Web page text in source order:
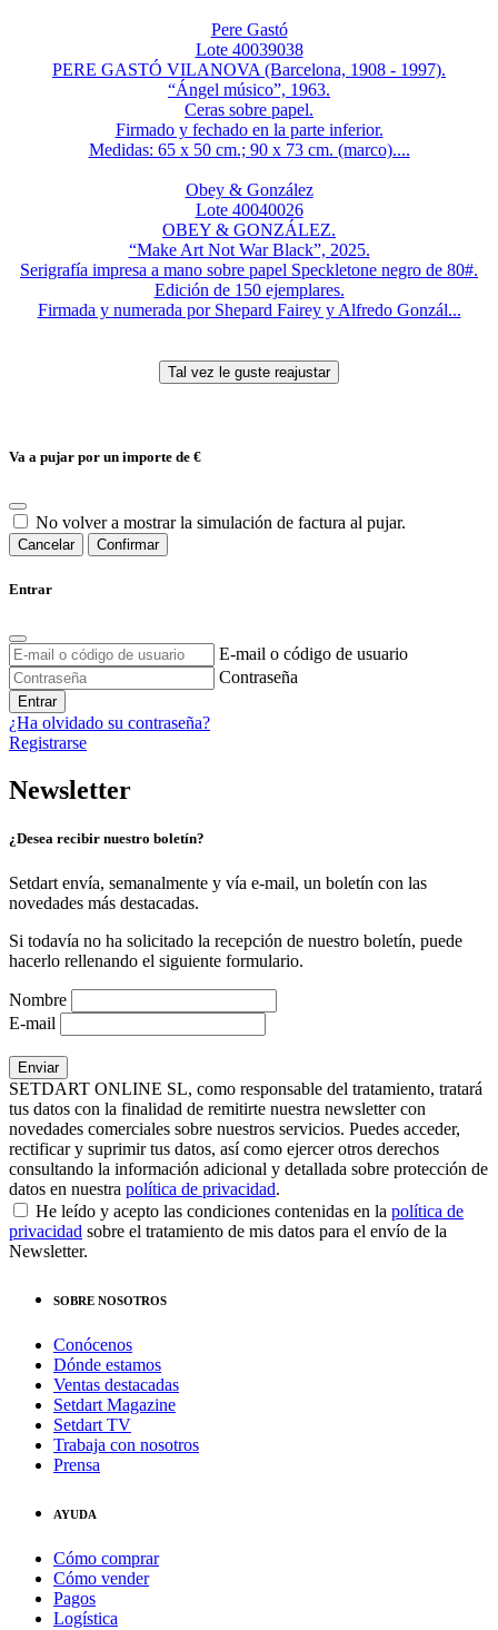
Pere Gastó
Lote 40039038
PERE GASTÓ VILANOVA (Barcelona, 1908 - 1997).
“Ángel músico”, 1963.
Ceras sobre papel.
Firmado y fechado en la parte inferior.
Medidas: 65 x 50 cm.; 90 x 73 cm. (marco)....
Obey & González
Lote 40040026
OBEY & GONZÁLEZ.
“Make Art Not War Black”, 2025.
Serigrafía impresa a mano sobre papel Speckletone negro de 80#.
Edición de 150 ejemplares.
Firmada y numerada por Shepard Fairey y Alfredo Gonzál...
Va a pujar por un importe de €
No volver a mostrar la simulación de factura al pujar.
Cancelar Confirmar
Entrar
E-mail o código de usuario
Contraseña
Entrar
¿Ha olvidado su contraseña?
Registrarse
Newsletter
¿Desea recibir nuestro boletín?
Setdart envía, semanalmente y vía e-mail, un boletín con las
novedades más destacadas.
Si todavía no ha solicitado la recepción de nuestro boletín, puede
hacerlo rellenando el siguiente formulario.
Nombre
E-mail
SETDART ONLINE SL, como responsable del tratamiento, tratará
tus datos con la finalidad de remitirte nuestra newsletter con
novedades comerciales sobre nuestros servicios. Puedes acceder,
rectificar y suprimir tus datos, así como ejercer otros derechos
consultando la información adicional y detallada sobre protección de
datos en nuestra política de privacidad.
He leído y acepto las condiciones contenidas en la política de
privacidad sobre el tratamiento de mis datos para el envío de la
Newsletter.
SOBRE NOSOTROS
Conócenos
Dónde estamos
Ventas destacadas
Setdart Magazine
Setdart TV
Trabaja con nosotros
Prensa
AYUDA
Cómo comprar
Cómo vender
Pagos
Logística